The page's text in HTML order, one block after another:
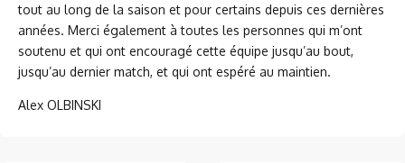
tout au long de la saison et pour certains depuis ces dernières
années. Merci également à toutes les personnes qui m’ont
soutenu et qui ont encouragé cette équipe jusqu’au bout,
jusqu’au dernier match, et qui ont espéré au maintien.
Alex OLBINSKI